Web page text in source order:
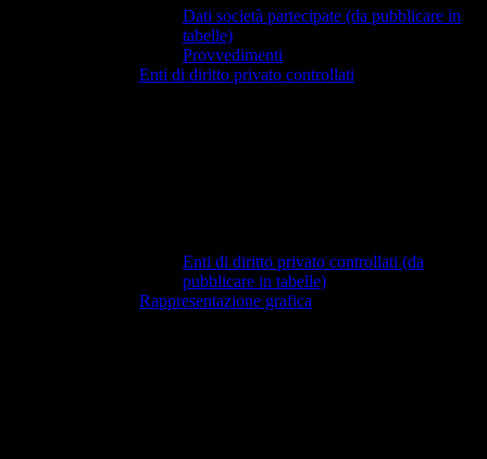
Dati società partecipate (da pubblicare in
tabelle)
Provvedimenti
Enti di diritto privato controllati
Enti di diritto privato controllati (da
pubblicare in tabelle)
Rappresentazione grafica